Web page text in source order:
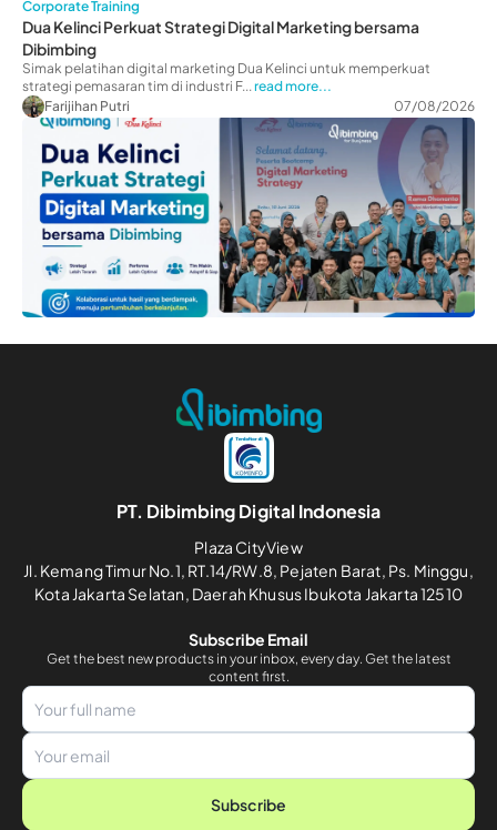
Corporate Training
Dua Kelinci Perkuat Strategi Digital Marketing bersama
Dibimbing
Simak pelatihan digital marketing Dua Kelinci untuk memperkuat
strategi pemasaran tim di industri F... read more...
Farijihan Putri
07/08/2026
PT. Dibimbing Digital Indonesia
Plaza CityView
Jl. Kemang Timur No.1, RT.14/RW.8, Pejaten Barat, Ps. Minggu,
Kota Jakarta Selatan, Daerah Khusus Ibukota Jakarta 12510
Subscribe Email
Get the best new products in your inbox, every day. Get the latest
content first.
Subscribe